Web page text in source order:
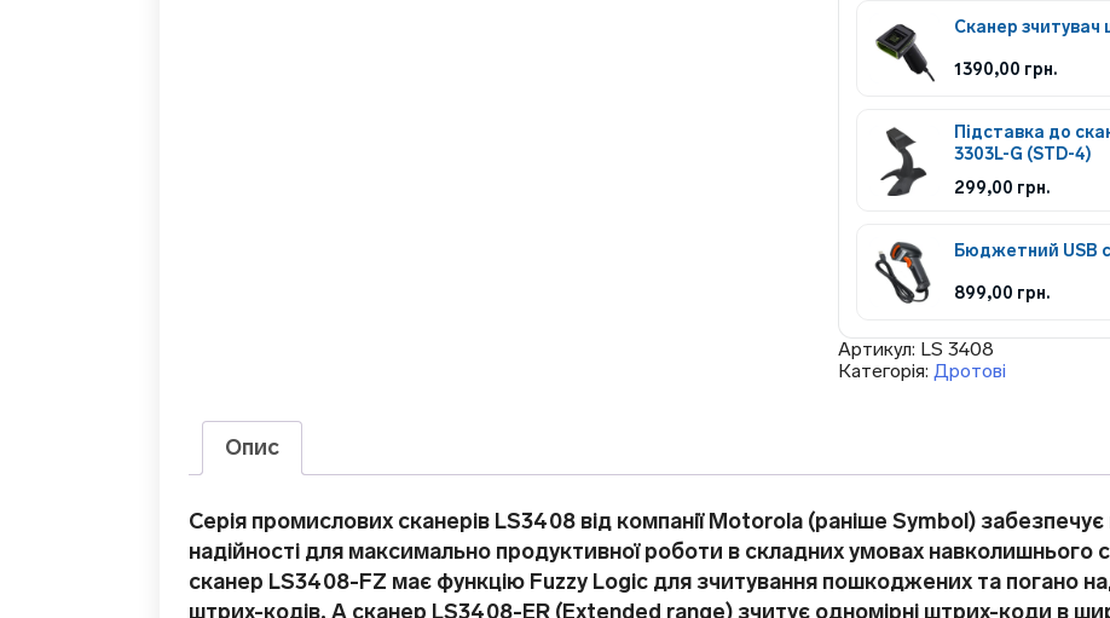
Сканер зчитувач
1390,00 грн.
Підставка до
3303L-G (STD-4)
299,00 грн.
Бюджетний USB
899,00 грн.
Артикул: LS 3408
Категорія: Дротові
Опис
Серія промислових сканерів LS3408 від компанії Motorola (раніше Symbol) забезпечує
надійності для максимально продуктивної роботи в складних умовах
сканер LS3408-FZ має функцію Fuzzy Logic для зчитування пошкоджених та погано
штрих-кодів. А сканер LS3408-ER (Extended range) зчитує одномірні штрих-коди в